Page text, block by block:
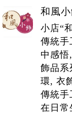
和風
小店“
傳統手
中感
飾品
環, 衣
傳統手
在日常